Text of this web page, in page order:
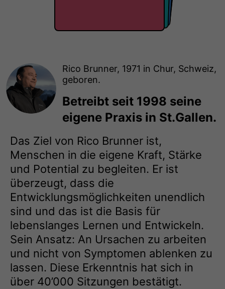
Rico Brunner, 1971 in Chur, Schweiz,
geboren.
Betreibt seit 1998 seine
eigene Praxis in St.Gallen.
Das Ziel von Rico Brunner ist,
Menschen in die eigene Kraft, Stärke
und Potential zu begleiten. Er ist
überzeugt, dass die
Entwicklungsmöglichkeiten unendlich
sind und das ist die Basis für
lebenslanges Lernen und Entwickeln.
Sein Ansatz: An Ursachen zu arbeiten
und nicht von Symptomen ablenken zu
lassen. Diese Erkenntnis hat sich in
über 40’000 Sitzungen bestätigt.